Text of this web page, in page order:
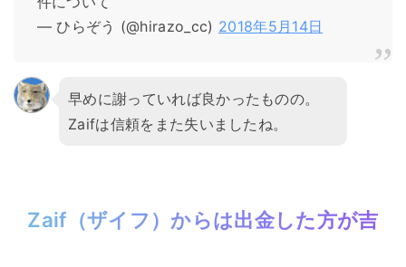
— ひらぞう (@hirazo_cc) 2018年5月14日
早めに謝っていれば良かったものの。
Zaifは信頼をまた失いましたね。
Zaif（ザイフ）からは出金した方が吉